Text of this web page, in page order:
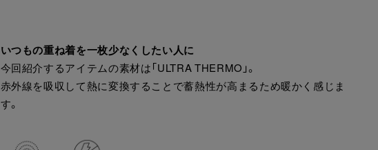
いつもの重ね着を一枚少なくしたい人に
今回紹介するアイテムの素材は「ULTRA THERMO」。
赤外線を吸収して熱に変換することで蓄熱性が高まるため暖かく感じま
す。